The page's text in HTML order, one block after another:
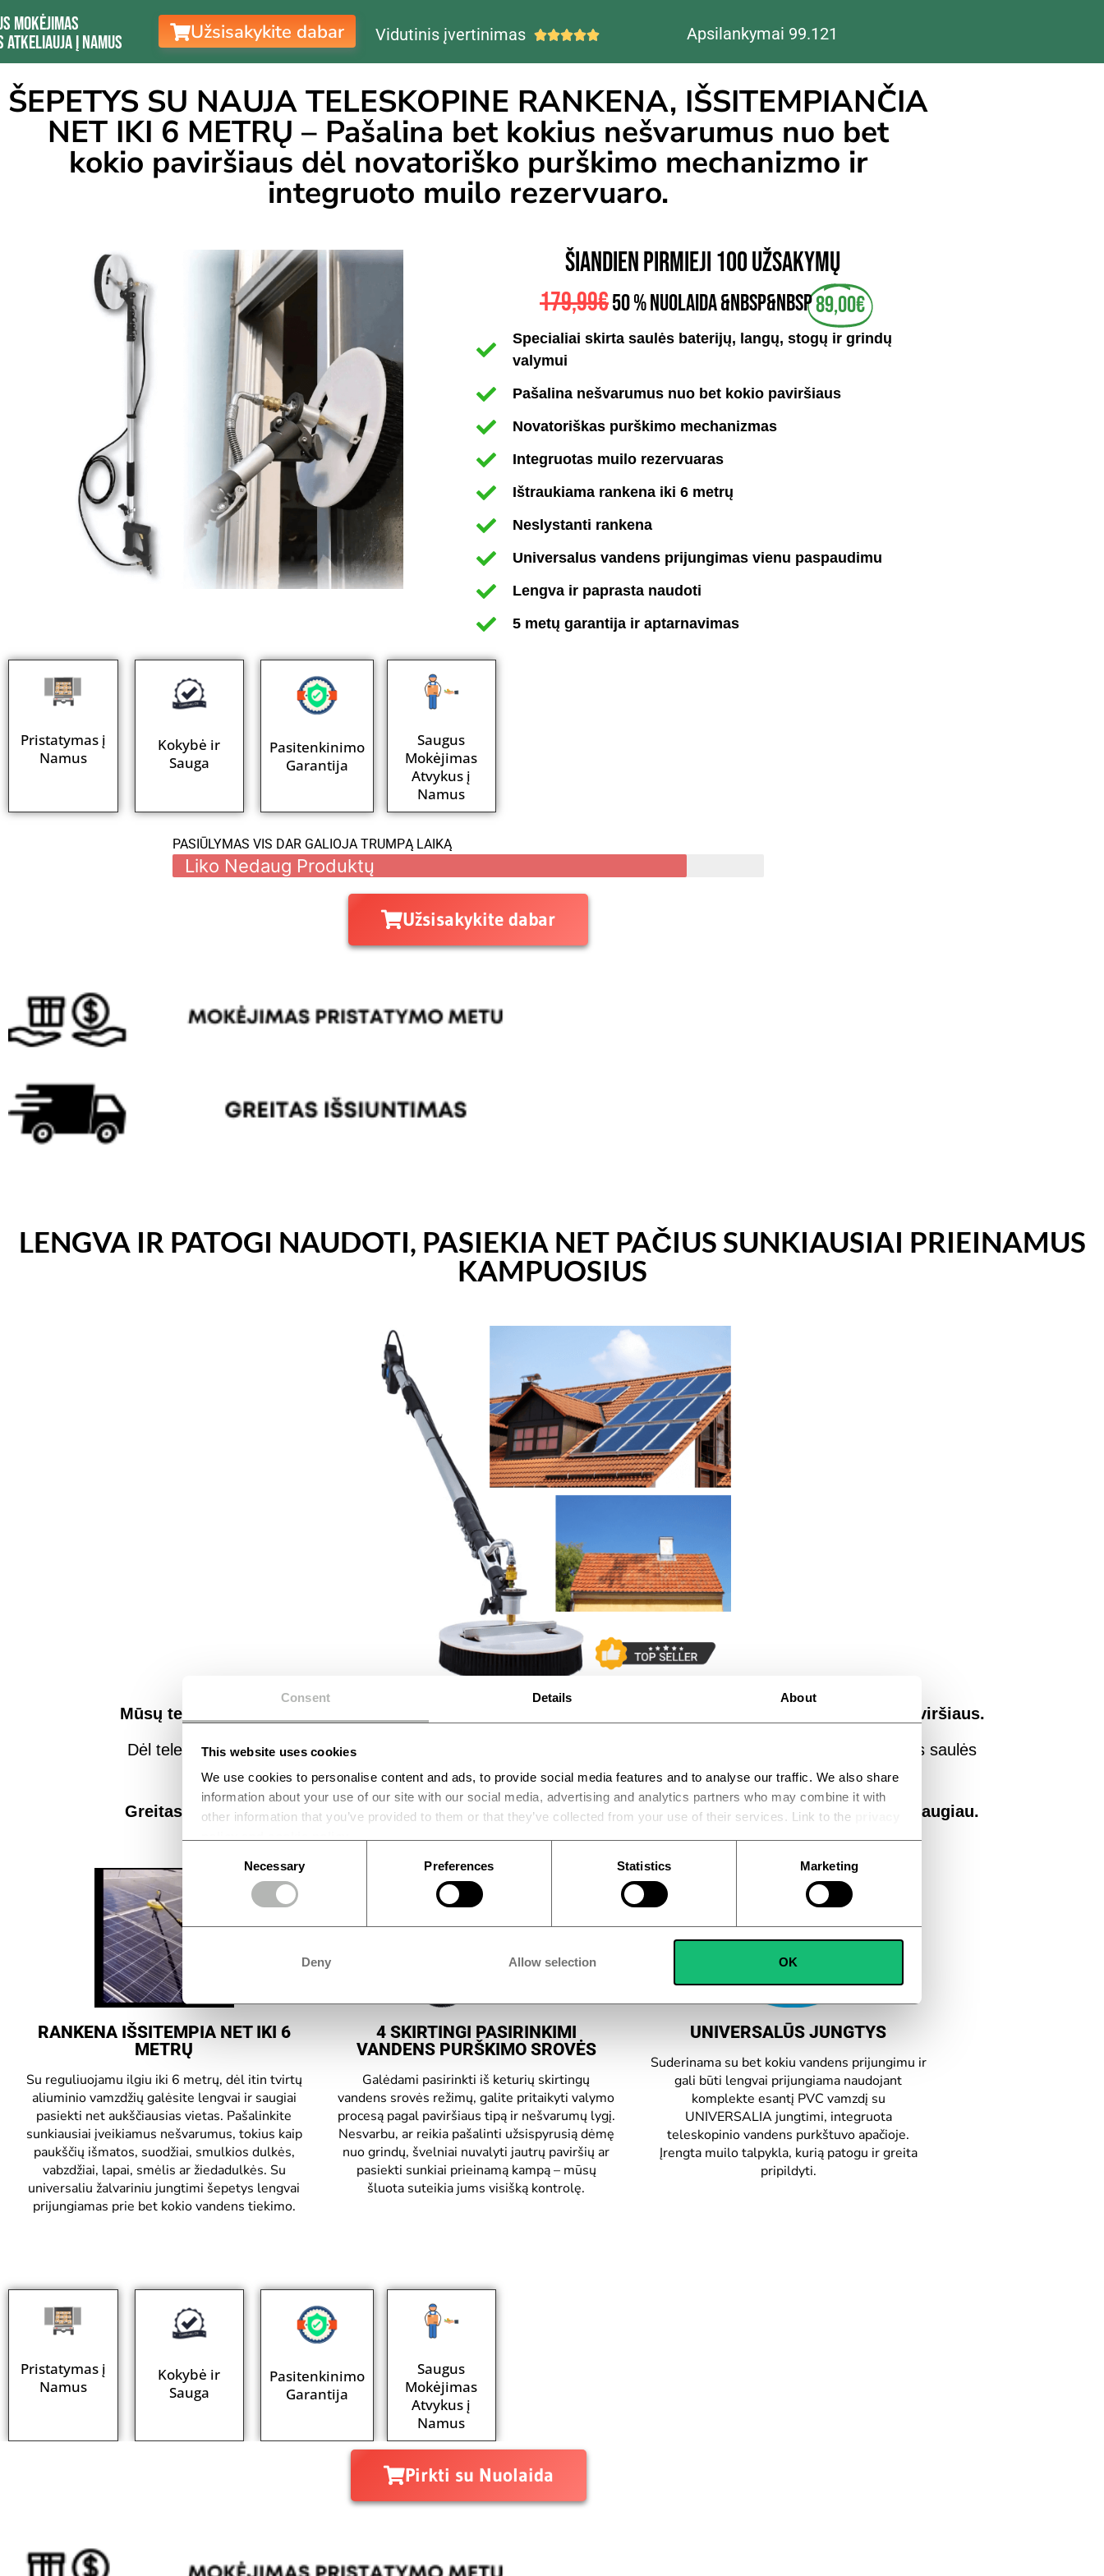
Consent Details About
This website uses cookies
We use cookies to personalise content and ads, to provide social media features and to analyse our traffic. We also share
information about your use of our site with our social media, advertising and analytics partners who may combine it with
other information that you’ve provided to them or that they’ve collected from your use of their services. Link to the
Selection
Necessary Preferences Statistics Marketing
Deny Allow selection OK
mokėjimas
atkeliauja į namus
Užsisakykite dabar Vidutinis įvertinimas  Apsilankymai 99.121
ŠEPETYS SU NAUJA TELESKOPINE RANKENA, IŠSITEMPIANČIA
NET IKI 6 METRŲ – Pašalina bet kokius nešvarumus nuo bet
kokio paviršiaus dėl novatoriško purškimo mechanizmo ir
integruoto muilo rezervuaro.
ŠIANDIEN PIRMIEJI 100 UŽSAKYMŲ
179,99€50 % NUOLAIDA &nbsp&nbsp89,00€
Specialiai skirta saulės baterijų, langų, stogų ir grindų
valymui
Pašalina nešvarumus nuo bet kokio paviršiaus
Novatoriškas purškimo mechanizmas
Integruotas muilo rezervuaras
Ištraukiama rankena iki 6 metrų
Neslystanti rankena
Universalus vandens prijungimas vienu paspaudimu
Lengva ir paprasta naudoti
5 metų garantija ir aptarnavimas
Pristatymas į
Namus
Kokybė ir
Sauga
Pasitenkinimo
Garantija
Saugus
Mokėjimas
Atvykus į
Namus
PASIŪLYMAS VIS DAR GALIOJA TRUMPĄ LAIKĄ
Liko Nedaug Produktų
Užsisakykite dabar
LENGVA IR PATOGI NAUDOTI, PASIEKIA NET PAČIUS SUNKIAUSIAI PRIEINAMUS
KAMPUOSIUS
Mūsų teleskopinė šluota sukurta tam, kad užtikrintų efektyvų ir saugų valymą, nepriklausomai nuo paviršiaus.
Dėl teleskopinio prailginimo galite lengvai pasiekti net ir aukščiausius paviršius, pavyzdžiui, ant stogų esančias saulės
baterijas, nereikėdami lipti ant kopėčių ar naudoti kitų pavojingų priemonių.
Greitas valymas: vos per kelias sekundes pašalina purvą, apnašas, gyvūnų likučius, samanas ir dar daugiau.
RANKENA IŠSITEMPIA NET IKI 6
METRŲ
Su reguliuojamu ilgiu iki 6 metrų, dėl itin tvirtų
aliuminio vamzdžių galėsite lengvai ir saugiai
pasiekti net aukščiausias vietas. Pašalinkite
sunkiausiai įveikiamus nešvarumus, tokius kaip
paukščių išmatos, suodžiai, smulkios dulkės,
vabzdžiai, lapai, smėlis ar žiedadulkės. Su
universaliu žalvariniu jungtimi šepetys lengvai
prijungiamas prie bet kokio vandens tiekimo.
4 SKIRTINGI PASIRINKIMI
VANDENS PURŠKIMO SROVĖS
Galėdami pasirinkti iš keturių skirtingų
vandens srovės režimų, galite pritaikyti valymo
procesą pagal paviršiaus tipą ir nešvarumų lygį.
Nesvarbu, ar reikia pašalinti užsispyrusią dėmę
nuo grindų, švelniai nuvalyti jautrų paviršių ar
pasiekti sunkiai prieinamą kampą – mūsų
šluota suteikia jums visišką kontrolę.
UNIVERSALŪS JUNGTYS
Suderinama su bet kokiu vandens prijungimu ir
gali būti lengvai prijungiama naudojant
komplekte esantį PVC vamzdį su
UNIVERSALIA jungtimi, integruota
teleskopinio vandens purkštuvo apačioje.
Įrengta muilo talpykla, kurią patogu ir greita
pripildyti.
Pristatymas į
Namus
Kokybė ir
Sauga
Pasitenkinimo
Garantija
Saugus
Mokėjimas
Atvykus į
Namus
Pirkti su Nuolaida